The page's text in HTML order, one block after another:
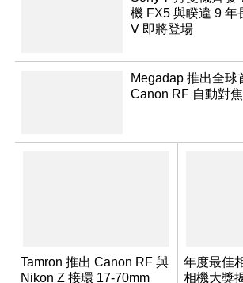
機 FX5 與睽違 9 年
V 即將登場
Megadap 推出全球
Canon RF 自動對
Tamron 推出 Canon RF 與
Nikon Z 接環 17-70mm
年度最佳
相機大獎